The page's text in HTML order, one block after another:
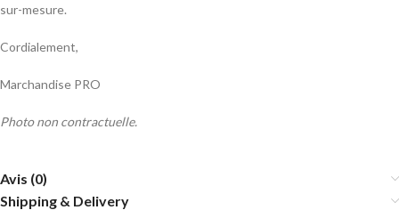
sur-mesure.
Cordialement,
Marchandise PRO
Photo non contractuelle.
Avis (0)
Shipping & Delivery